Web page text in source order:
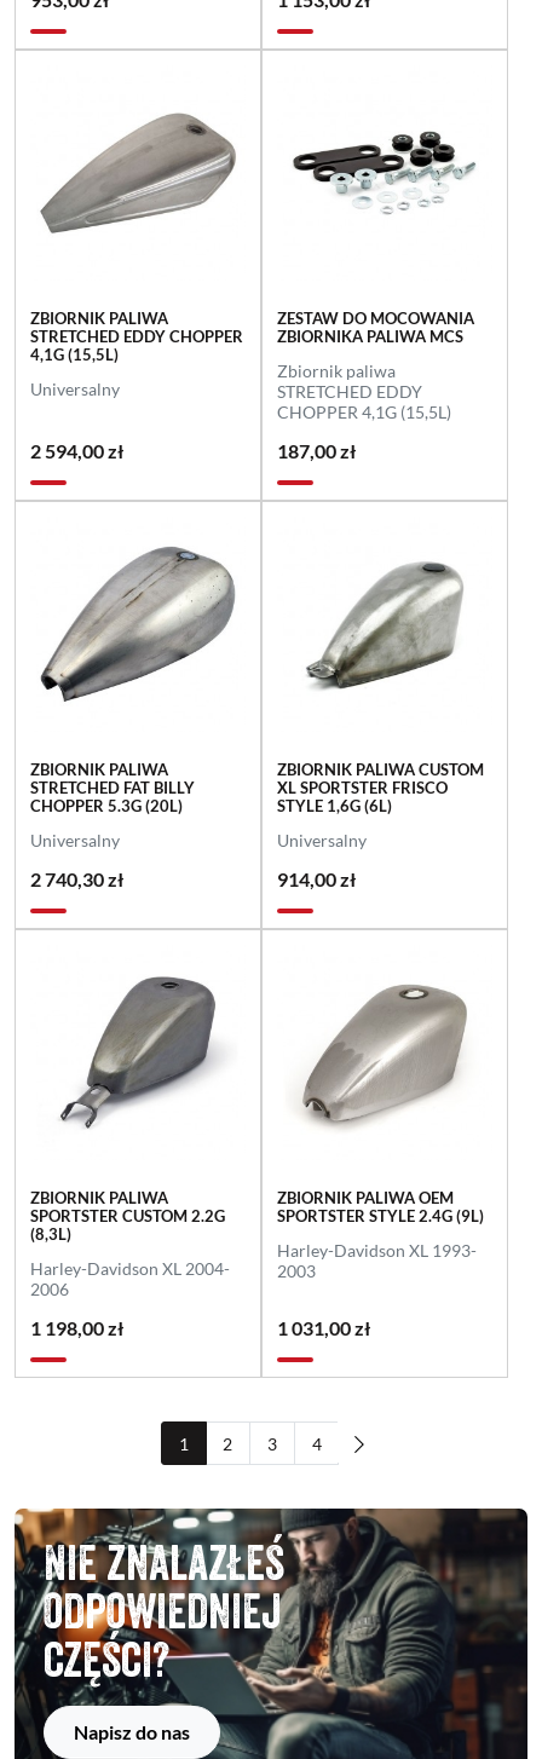
ZBIORNIK PALIWA
STRETCHED EDDY CHOPPER
4,1G (15,5L)
Universalny
2 594,00 zł
ZESTAW DO MOCOWANIA
ZBIORNIKA PALIWA MCS
Zbiornik paliwa
STRETCHED EDDY
CHOPPER 4,1G (15,5L)
187,00 zł
ZBIORNIK PALIWA
STRETCHED FAT BILLY
CHOPPER 5.3G (20L)
Universalny
2 740,30 zł
ZBIORNIK PALIWA CUSTOM
XL SPORTSTER FRISCO
STYLE 1,6G (6L)
Universalny
914,00 zł
ZBIORNIK PALIWA
SPORTSTER CUSTOM 2.2G
(8,3L)
Harley-Davidson XL 2004-
2006
1 198,00 zł
ZBIORNIK PALIWA OEM
SPORTSTER STYLE 2.4G (9L)
Harley-Davidson XL 1993-
2003
1 031,00 zł
1 2 3 4
Nie znalazłeś
odpowiedniej
części?
Napisz do nas